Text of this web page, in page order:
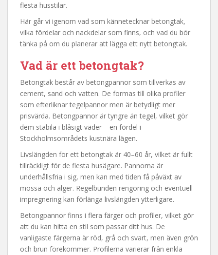
flesta husstilar.
Här går vi igenom vad som kännetecknar betongtak,
vilka fördelar och nackdelar som finns, och vad du bör
tänka på om du planerar att lägga ett nytt betongtak.
Vad är ett betongtak?
Betongtak består av betongpannor som tillverkas av
cement, sand och vatten. De formas till olika profiler
som efterliknar tegelpannor men är betydligt mer
prisvärda. Betongpannor är tyngre än tegel, vilket gör
dem stabila i blåsigt väder – en fördel i
Stockholmsområdets kustnära lägen.
Livslängden för ett betongtak är 40–60 år, vilket är fullt
tillräckligt för de flesta husägare. Pannorna är
underhållsfria i sig, men kan med tiden få påväxt av
mossa och alger. Regelbunden rengöring och eventuell
impregnering kan förlänga livslängden ytterligare.
Betongpannor finns i flera färger och profiler, vilket gör
att du kan hitta en stil som passar ditt hus. De
vanligaste färgerna är röd, grå och svart, men även grön
och brun förekommer. Profilerna varierar från enkla